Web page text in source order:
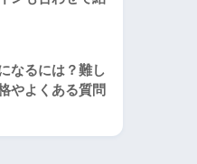
なるには？難し
やよくある質問